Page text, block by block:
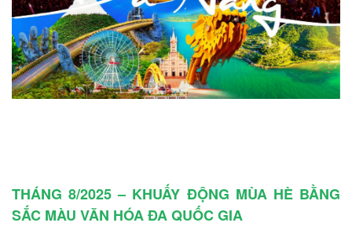
THÁNG 8/2025 – KHUẤY ĐỘNG MÙA HÈ BẰNG
SẮC MÀU VĂN HÓA ĐA QUỐC GIA